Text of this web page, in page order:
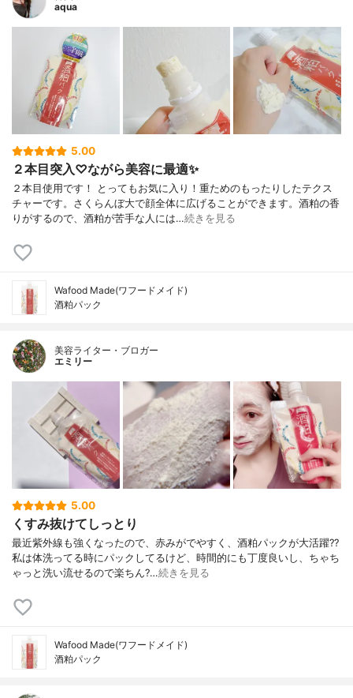
aqua
5.00
２本目突入♡ながら美容に最適✨
２本目使用です！ とってもお気に入り！重ためのもったりしたテクス
チャーです。さくらんぼ大で顔全体に広げることができます。酒粕の香
りがするので、酒粕が苦手な人には…続きを見る
Wafood Made(ワフードメイド)
酒粕パック
美容ライター・ブロガー
エミリー
5.00
くすみ抜けてしっとり
最近紫外線も強くなったので、赤みがでやすく、酒粕パックが大活躍??
私は体洗ってる時にパックしてるけど、時間的にも丁度良いし、ちゃち
ゃっと洗い流せるので楽ちん?…続きを見る
Wafood Made(ワフードメイド)
酒粕パック